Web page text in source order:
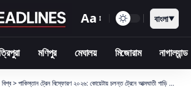
Aa বাংলা▼
মণিপুর মেঘালয় মিজোরাম নাগাল্যান্ড
বিশ্ব> পাকিস্তান ট্রেন বিস্ফোরণ ২০২৬: কোয়েটায় চলন্ত ট্রেনে আত্মঘাতী গাড়ি বোমা হামলা, নিহত ২৪